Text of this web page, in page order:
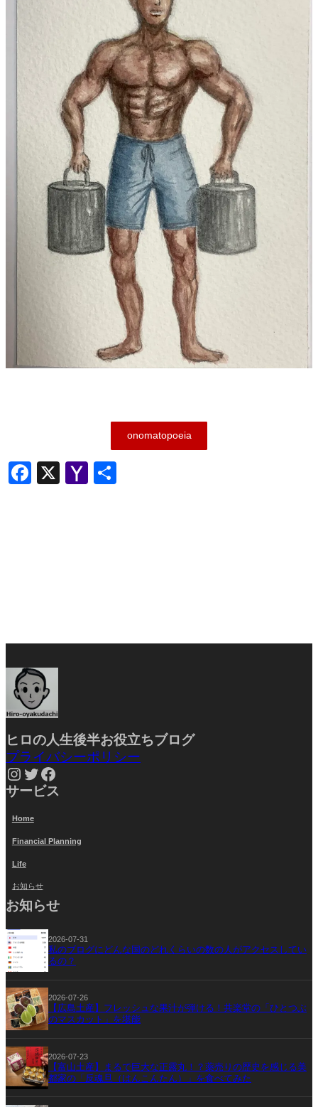
onomatopoeia
Facebook
X
Yahoo
ヒロの人生後半お役立ちブログ
プライバシーポリシー
Instagram Twitter Facebook
サービス
Home
Financial Planning
Life
お知らせ
お知らせ
2026-07-31
私のブログにどんな国のどれくらいの数の人がアクセスしてい
るの？
2026-07-26
【広島土産】フレッシュな果汁が弾ける！共楽堂の「ひとつぶ
のマスカット」を堪能
2026-07-23
【富山土産】まるで巨大な正露丸！？薬売りの歴史を感じる美
都家の「反魂旦（はんこんたん）」を食べてみた